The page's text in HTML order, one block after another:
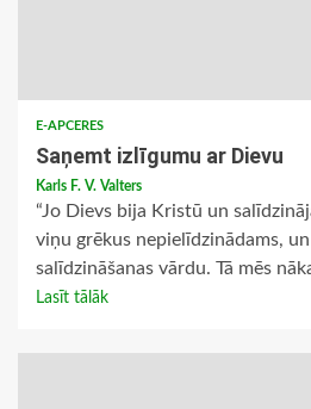
E-APCERES
Saņemt izlīgumu ar Dievu
Karls F. V. Valters
“Jo Dievs bija Kristū un
viņu grēkus nepielīdzinādams,
salīdzināšanas vārdu. Tā mēs
Lasīt tālāk